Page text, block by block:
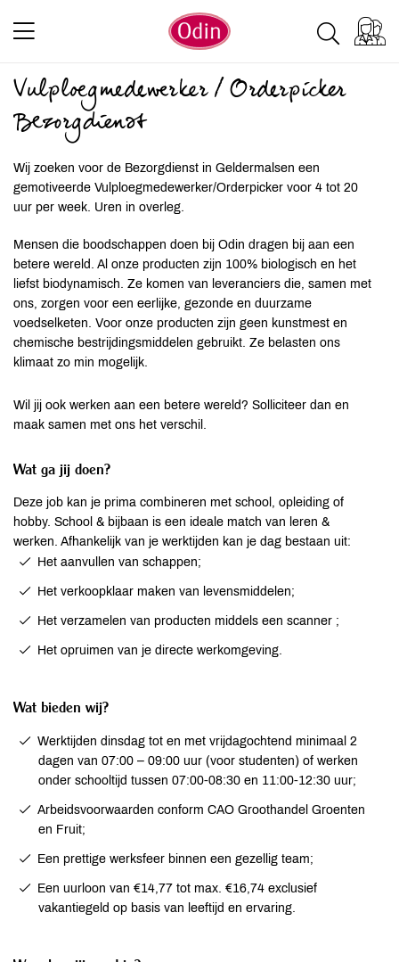
Vulploegmedewerker / Orderpicker
Bezorgdienst
Wij zoeken voor de Bezorgdienst in Geldermalsen een
gemotiveerde Vulploegmedewerker/Orderpicker voor 4 tot 20
uur per week. Uren in overleg.
Mensen die boodschappen doen bij Odin dragen bij aan een
betere wereld. Al onze producten zijn 100% biologisch en het
liefst biodynamisch. Ze komen van leveranciers die, samen met
ons, zorgen voor een eerlijke, gezonde en duurzame
voedselketen. Voor onze producten zijn geen kunstmest en
chemische bestrijdingsmiddelen gebruikt. Ze belasten ons
klimaat zo min mogelijk.
Wil jij ook werken aan een betere wereld? Solliciteer dan en
maak samen met ons het verschil.
Wat ga jij doen?
Deze job kan je prima combineren met school, opleiding of
hobby. School & bijbaan is een ideale match van leren &
werken. Afhankelijk van je werktijden kan je dag bestaan uit:
Het aanvullen van schappen;
Het verkoopklaar maken van levensmiddelen;
Het verzamelen van producten middels een scanner ;
Het opruimen van je directe werkomgeving.
Wat bieden wij?
Werktijden dinsdag tot en met vrijdagochtend minimaal 2
dagen van 07:00 – 09:00 uur (voor studenten) of werken
onder schooltijd tussen 07:00-08:30 en 11:00-12:30 uur;
Arbeidsvoorwaarden conform CAO Groothandel Groenten
en Fruit;
Een prettige werksfeer binnen een gezellig team;
Een uurloon van €14,77 tot max. €16,74 exclusief
vakantiegeld op basis van leeftijd en ervaring.